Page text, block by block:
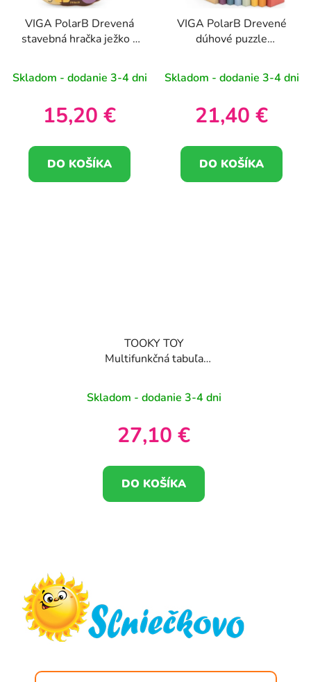
VIGA PolarB Drevená
stavebná hračka ježko s
Skladom - dodanie 3-4 dni
15,20 €
DO KOŠÍKA
VIGA PolarB Drevené
dúhové puzzle
bloky
Skladom - dodanie 3-4 dni
21,40 €
DO KOŠÍKA
TOOKY TOY
Multifunkčná tabuľa
na učenie tvarov
Skladom - dodanie 3-4 dni
27,10 €
DO KOŠÍKA